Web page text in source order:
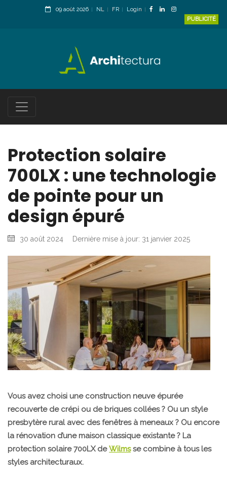
09 août 2026 NL FR
Login
PUBLICITÉ
Protection solaire
700LX : une technologie
de pointe pour un
design épuré
30 août 2024 Dernière mise à jour: 31 janvier 2025
Vous avez choisi une construction neuve épurée
recouverte de crépi ou de briques collées ? Ou un style
presbytère rural avec des fenêtres à meneaux ? Ou encore
la rénovation d’une maison classique existante ? La
protection solaire 700LX deWilmsse combine à tous les
styles architecturaux.